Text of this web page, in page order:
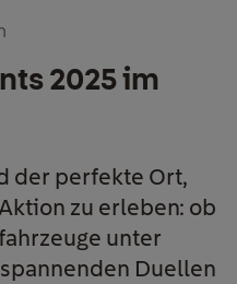
2025 im
der perfekte Ort,
zu erleben: ob
unter
Duellen